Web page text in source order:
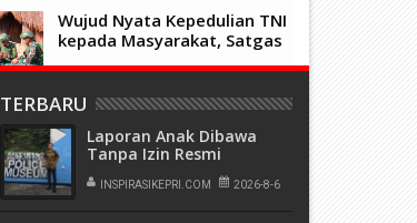
Wujud Nyata Kepedulian TNI
kepada Masyarakat, Satgas
Kampung Kalome
INSPIRASIKEPRI.COM 2026-8-6
Mulai Tunjukkan Hasil,
InfraNexia Catat Kinerja
Positif Perkuat
Infrastruktur Digital
INSPIRASIKEPRI.COM 2026-8-5
TERBARU
Laporan Anak Dibawa
Tanpa Izin Resmi
Dihentikan Polsek Lubuk
Baja, Murni Sengketa Hak
INSPIRASIKEPRI.COM 2026-8-6